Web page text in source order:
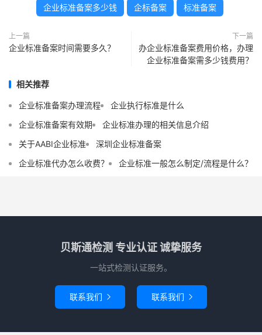
企业标准备案多少钱 企标备案 标准备案
上一篇
企业标准备案时间需要多久？
下一篇
办企业标准备案费用价格，办理
企业标准备案需多少钱费用？
相关推荐
企业标准备案办理流程
企业执行标准是什么
企业标准备案有效期
企业标准办理的相关信息介绍
关于AABI企业标准
深圳企业标准备案
企业标准代办怎么收费？
企业标准一般怎么制定/流程是什么？
贝斯通检测 专业认证 诚挚服务
一站式检测认证服务。
联系我们  联系我们 